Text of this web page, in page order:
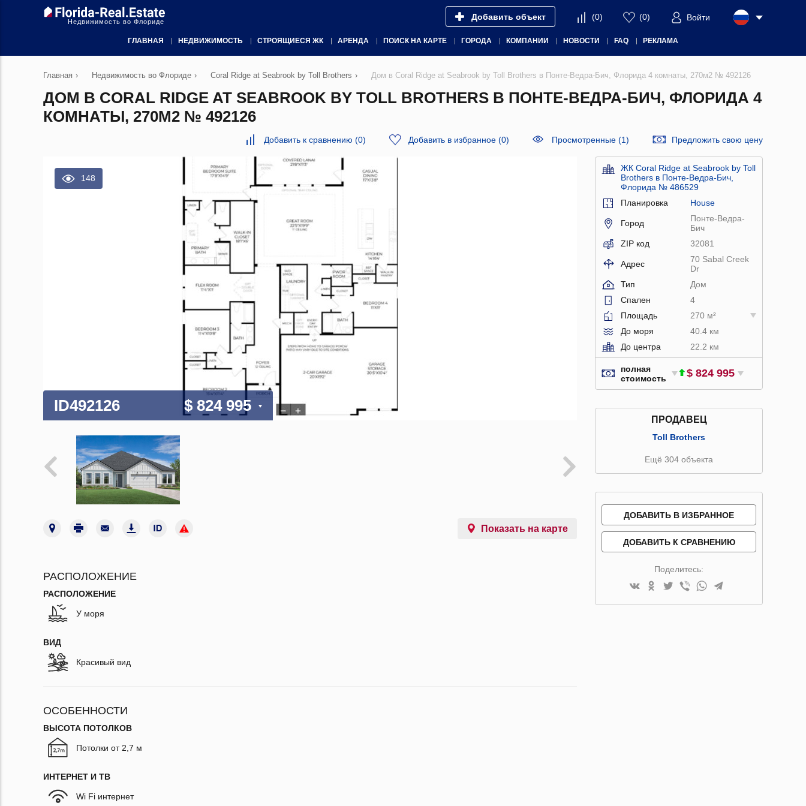
Недвижимость во Флориде Добавить объект (0) (0) Войти
ГЛАВНАЯ НЕДВИЖИМОСТЬ СТРОЯЩИЕСЯ ЖК АРЕНДА ПОИСК НА КАРТЕ ГОРОДА КОМПАНИИ НОВОСТИ FAQ РЕКЛАМА
Главная › Недвижимость во Флориде › Coral Ridge at Seabrook by Toll Brothers › Дом в Coral Ridge at Seabrook by Toll Brothers в Понте-Ведра-Бич, Флорида 4 комнаты, 270м2 № 492126
ДОМ В CORAL RIDGE AT SEABROOK BY TOLL BROTHERS В ПОНТЕ-ВЕДРА-БИЧ, ФЛОРИДА 4
КОМНАТЫ, 270М2 № 492126
Добавить к сравнению (0) Добавить в избранное (0) Просмотренные (1) Предложить свою цену
148
ID492126 $ 824 995
Показать на карте
РАСПОЛОЖЕНИЕ
РАСПОЛОЖЕНИЕ
У моря
ВИД
Красивый вид
ОСОБЕННОСТИ
ВЫСОТА ПОТОЛКОВ
Потолки от 2,7 м
ИНТЕРНЕТ И ТВ
Wi Fi интернет
ЖК Coral Ridge at Seabrook by Toll
Brothers в Понте-Ведра-Бич,
Флорида № 486529
Планировка
House
Город
Понте-Ведра-
Бич
ZIP код
32081
Адрес
70 Sabal Creek
Dr
Тип
Дом
Спален
4
Площадь
270 м²
До моря
40.4 км
До центра
22.2 км
полная
стоимость
$ 824 995
ПРОДАВЕЦ
Toll Brothers
Ещё 304 объекта
ДОБАВИТЬ В ИЗБРАННОЕ
ДОБАВИТЬ К СРАВНЕНИЮ
Поделитесь: